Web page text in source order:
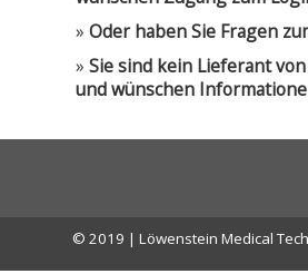
» Oder haben Sie Fragen
» Sie sind kein Lieferant
und wünschen
© 2019 | Löwenstein Medical